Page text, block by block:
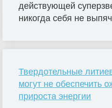
действующей
никогда себя не
Твердотельные
могут не обеспечить
прироста энергии